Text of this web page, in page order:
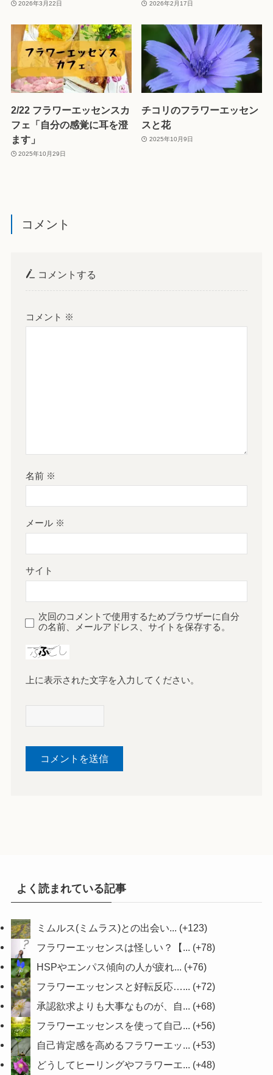
2026年3月22日 2026年2月17日
2/22 フラワーエッセンスカ
フェ「自分の感覚に耳を澄
ます」
2025年10月29日
チコリのフラワーエッセン
スと花
2025年10月9日
コメント
コメントする
コメント ※
名前 ※
メール ※
サイト
次回のコメントで使用するためブラウザーに自分
の名前、メールアドレス、サイトを保存する。
上に表示された文字を入力してください。
よく読まれている記事
ミムルス(ミムラス)との出会い... +123
フラワーエッセンスは怪しい？【... +78
HSPやエンパス傾向の人が疲れ... +76
フラワーエッセンスと好転反応…... +72
承認欲求よりも大事なものが、自... +68
フラワーエッセンスを使って自己... +56
自己肯定感を高めるフラワーエッ... +53
どうしてヒーリングやフラワーエ... +48